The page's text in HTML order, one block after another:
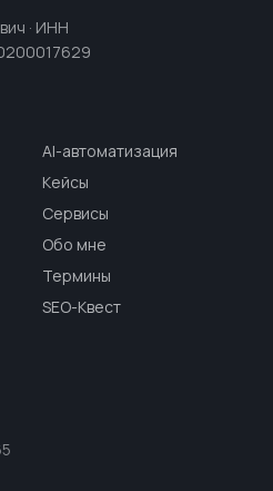
· ИНН
AI-автоматизация
Кейсы
Сервисы
Обо мне
Термины
SEO-Квест